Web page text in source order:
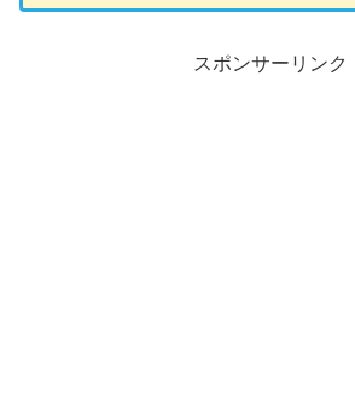
スポンサーリンク